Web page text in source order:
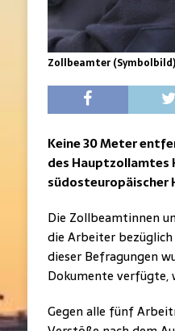
Zollbeamter (Symbolbild)
Keine 30 Meter
des Hauptzollamtes
Die Zollbeamtinnen
die Arbeiter
dieser Befragungen
Dokumente verfügte,
Gegen alle fünf